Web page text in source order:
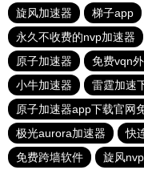
旋风加速器
梯子app
永久不收费的nvp加速器
原子加速器
免费vqn
小牛加速器
雷霆加速
原子加速器app下载官网
极光aurora加速器
快
免费跨墙软件
旋风